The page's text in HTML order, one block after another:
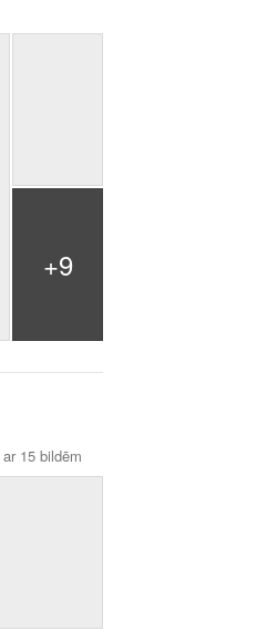
+9
ar 15 bildēm